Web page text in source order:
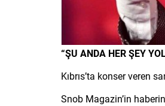
“ŞU ANDA HER ŞEY
Kıbrıs’ta konser veren
Snob Magazin’in